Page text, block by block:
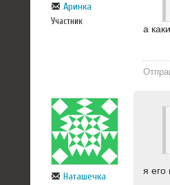
Аринка
Участник
а
Наташечка
я его